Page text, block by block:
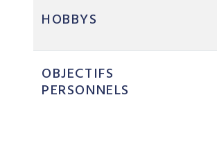
HOBBYS
OBJECTIFS
PERSONNELS